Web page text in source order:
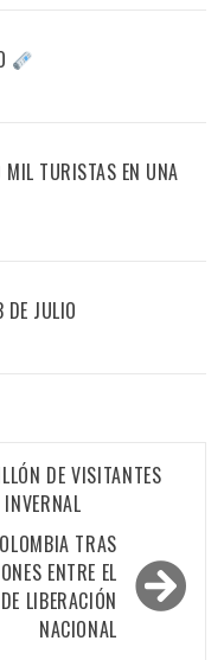
TURISTAS EN UNA
JULIO
DE VISITANTES
TRAS
ENTRE EL
LIBERACIÓN
NACIONAL